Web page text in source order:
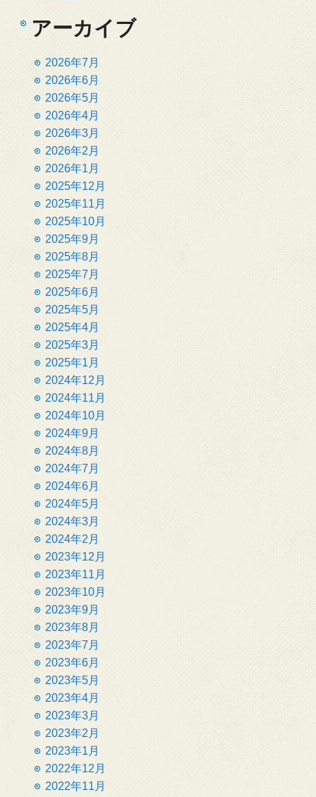
アーカイブ
2026年7月
2026年6月
2026年5月
2026年4月
2026年3月
2026年2月
2026年1月
2025年12月
2025年11月
2025年10月
2025年9月
2025年8月
2025年7月
2025年6月
2025年5月
2025年4月
2025年3月
2025年1月
2024年12月
2024年11月
2024年10月
2024年9月
2024年8月
2024年7月
2024年6月
2024年5月
2024年3月
2024年2月
2023年12月
2023年11月
2023年10月
2023年9月
2023年8月
2023年7月
2023年6月
2023年5月
2023年4月
2023年3月
2023年2月
2023年1月
2022年12月
2022年11月